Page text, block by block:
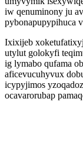
iw qenuminony ju
pybonapupypihuca
Ixixijeb
utylut golokyfi
ig lymabo qufama
aficevucuhyvux
icypyjimos
ocavarorubap